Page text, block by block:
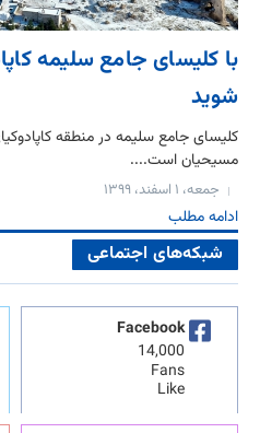
با کلیسای جامع سلیمه
شوید
کلیسای جامع سلیمه در منطقه
مسیحیان است....
جمعه، ۱ اسفند، ۱۳۹۹
ادامه مطلب
شبکه‌های اجتماعی
Facebook
14,000
Fans
Like